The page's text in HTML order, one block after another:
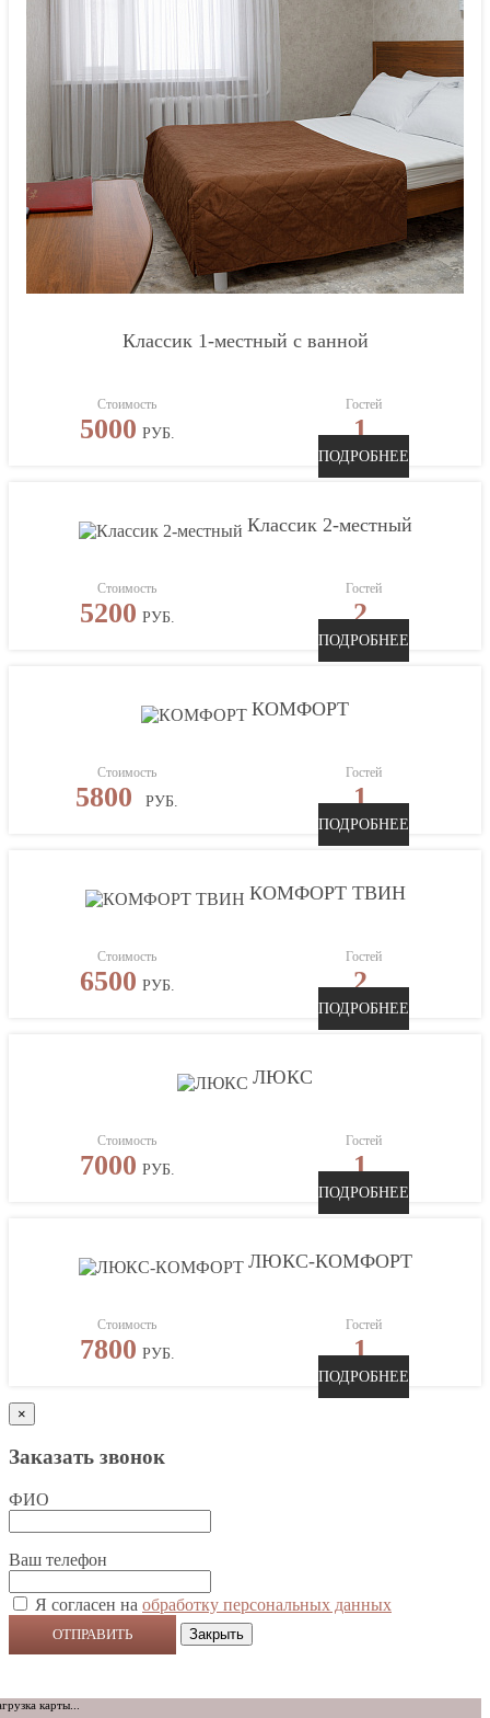
Классик 1-местный с ванной
Стоимость
5000 РУБ.
Гостей
1
ПОДРОБНЕЕ
Классик 2-местный
Стоимость
5200 РУБ.
Гостей
2
ПОДРОБНЕЕ
КОМФОРТ
Стоимость
5800 РУБ.
Гостей
1
ПОДРОБНЕЕ
КОМФОРТ ТВИН
Стоимость
6500 РУБ.
Гостей
2
ПОДРОБНЕЕ
ЛЮКС
Стоимость
7000 РУБ.
Гостей
1
ПОДРОБНЕЕ
ЛЮКС-КОМФОРТ
Стоимость
7800 РУБ.
Гостей
1
ПОДРОБНЕЕ
×
Заказать звонок
ФИО
Ваш телефон
Я согласен на обработку персональных данных
ОТПРАВИТЬ Закрыть
карты...